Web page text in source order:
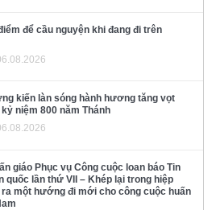
để cầu nguyện khi đang đi trên
kiến làn sóng hành hương tăng vọt
niệm 800 năm Thánh
giáo Phục vụ Công cuộc loan báo Tin
quốc lần thứ VII – Khép lại trong hiệp
một hướng đi mới cho công cuộc huấn